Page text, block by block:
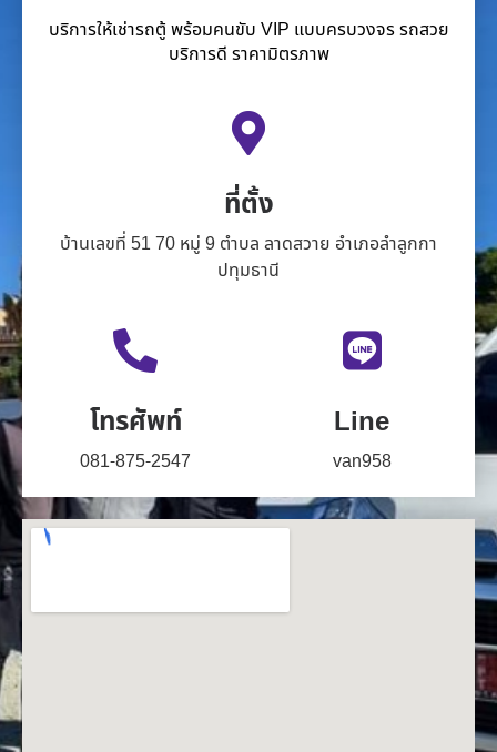
บริการให้เช่ารถตู้ พร้อมคนขับ VIP แบบครบวงจร รถสวย
บริการดี ราคามิตรภาพ
ที่ตั้ง
บ้านเลขที่ 51 70 หมู่ 9 ตำบล ลาดสวาย อำเภอลำลูกกา
ปทุมธานี
โทรศัพท์
081-875-2547
Line
van958